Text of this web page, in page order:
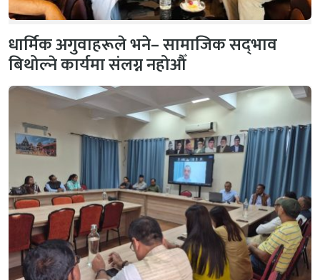
धार्मिक अगुवाहरूले भने– सामाजिक सद्‌भाव
बिथोल्ने कार्यमा संलग्न नहोऔँ